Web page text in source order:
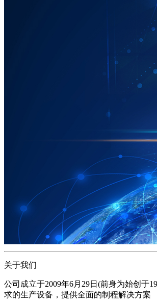
关于我们
公司成立于2009年6月29日(前身为始创于
求的生产设备，提供全面的制程解决方案